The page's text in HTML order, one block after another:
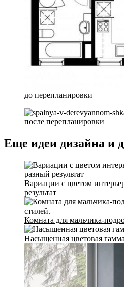
до перепланировки
после перепланировки
Еще идеи дизайна и
Вариации с цветом
результат
Комната для мальчика-
Насыщенная цветовая